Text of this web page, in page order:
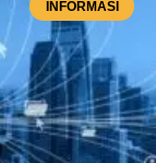
INFORMASI